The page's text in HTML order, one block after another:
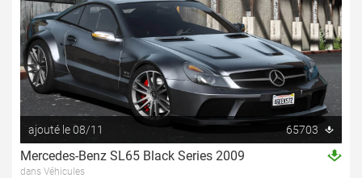
ajouté le 08/11 65703
Mercedes-Benz SL65 Black Series 2009
dans Véhicules